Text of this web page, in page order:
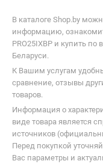
В каталоге Shop.by
информацию,
PRO25IXBP и купить по
Беларуси.
К Вашим услугам
сравнение, отзывы
товаров.
Информация о
виде товара является
источников
Перед покупкой
Вас параметры и